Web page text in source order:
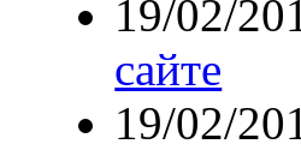
19/02/
сайте
19/02/